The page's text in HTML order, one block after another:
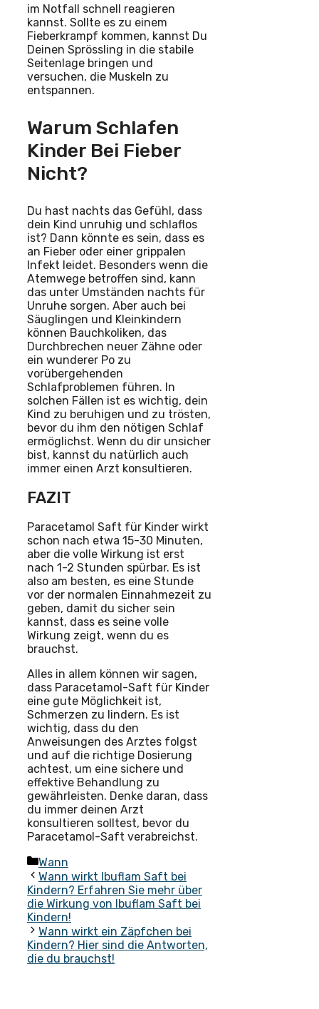
im Notfall schnell reagieren
kannst. Sollte es zu einem
Fieberkrampf kommen, kannst Du
Deinen Sprössling in die stabile
Seitenlage bringen und
versuchen, die Muskeln zu
entspannen.
Warum Schlafen
Kinder Bei Fieber
Nicht?
Du hast nachts das Gefühl, dass
dein Kind unruhig und schlaflos
ist? Dann könnte es sein, dass es
an Fieber oder einer grippalen
Infekt leidet. Besonders wenn die
Atemwege betroffen sind, kann
das unter Umständen nachts für
Unruhe sorgen. Aber auch bei
Säuglingen und Kleinkindern
können Bauchkoliken, das
Durchbrechen neuer Zähne oder
ein wunderer Po zu
vorübergehenden
Schlafproblemen führen. In
solchen Fällen ist es wichtig, dein
Kind zu beruhigen und zu trösten,
bevor du ihm den nötigen Schlaf
ermöglichst. Wenn du dir unsicher
bist, kannst du natürlich auch
immer einen Arzt konsultieren.
FAZIT
Paracetamol Saft für Kinder wirkt
schon nach etwa 15-30 Minuten,
aber die volle Wirkung ist erst
nach 1-2 Stunden spürbar. Es ist
also am besten, es eine Stunde
vor der normalen Einnahmezeit zu
geben, damit du sicher sein
kannst, dass es seine volle
Wirkung zeigt, wenn du es
brauchst.
Alles in allem können wir sagen,
dass Paracetamol-Saft für Kinder
eine gute Möglichkeit ist,
Schmerzen zu lindern. Es ist
wichtig, dass du den
Anweisungen des Arztes folgst
und auf die richtige Dosierung
achtest, um eine sichere und
effektive Behandlung zu
gewährleisten. Denke daran, dass
du immer deinen Arzt
konsultieren solltest, bevor du
Paracetamol-Saft verabreichst.
Kategorien
Wann
Wann wirkt Ibuflam Saft bei
Kindern? Erfahren Sie mehr über
die Wirkung von Ibuflam Saft bei
Kindern!
Wann wirkt ein Zäpfchen bei
Kindern? Hier sind die Antworten,
die du brauchst!